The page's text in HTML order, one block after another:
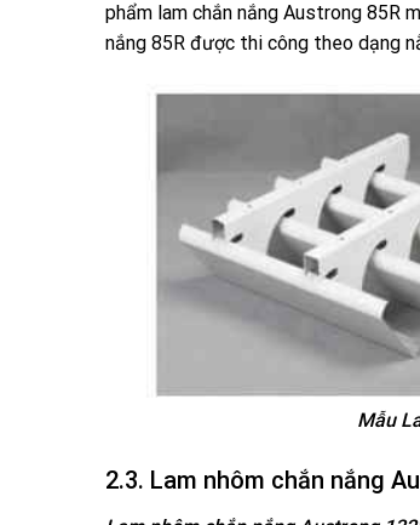
phẩm lam chắn nắng Austrong 85R
nắng 85R được thi công theo dạng
Mẫu
2.3. Lam nhôm chắn nắng